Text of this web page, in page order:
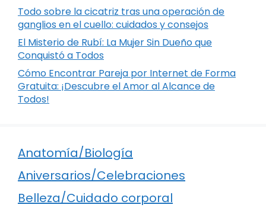
Todo sobre la cicatriz tras una operación de
ganglios en el cuello: cuidados y consejos
El Misterio de Rubí: La Mujer Sin Dueño que
Conquistó a Todos
Cómo Encontrar Pareja por Internet de Forma
Gratuita: ¡Descubre el Amor al Alcance de
Todos!
Anatomía/Biología
Aniversarios/Celebraciones
Belleza/Cuidado corporal